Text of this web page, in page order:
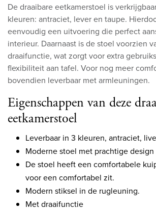
De draaibare eetkamerstoel is
kleuren: antraciet, lever en taupe.
eenvoudig een uitvoering die perfect
interieur. Daarnaast is de stoel voorzien
draaifunctie, wat zorgt voor extra
flexibiliteit aan tafel. Voor nog meer
bovendien leverbaar met armleuningen.
Eigenschappen van deze
eetkamerstoel
Leverbaar in 3 kleuren, antraciet,
Moderne stoel met prachtige
De stoel heeft een comfortabele
voor een comfortabel zit.
Modern stiksel in de rugleuning.
Met draaifunctie